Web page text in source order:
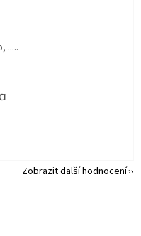
z 5 hvězdiček.
.....
z 5 hvězdiček.
Zobrazit další hodnocení